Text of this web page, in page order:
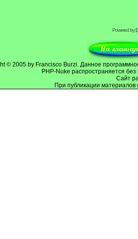
Powered by
© 2005 by Francisco Burzi. Данное
PHP-Nuke распространяется
Cайт
При публикации